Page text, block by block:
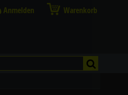
Anmelden Warenkorb